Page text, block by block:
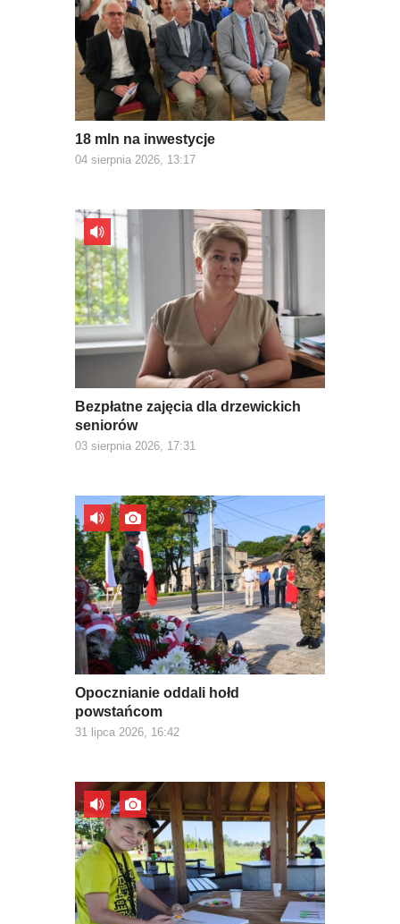
18 mln na inwestycje
04 sierpnia 2026, 13:17
Bezpłatne zajęcia dla drzewickich
seniorów
03 sierpnia 2026, 17:31
Opocznianie oddali hołd
powstańcom
31 lipca 2026, 16:42